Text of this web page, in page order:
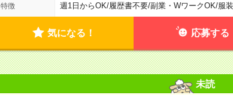
特徴 週1日からOK/履歴書不要/副業・WワークOK/服
気になる！ 応募する
未読